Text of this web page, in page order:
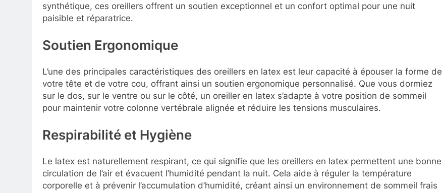
synthétique, ces oreillers offrent un soutien exceptionnel et un confort optimal pour une nuit
paisible et réparatrice.
Soutien Ergonomique
L’une des principales caractéristiques des oreillers en latex est leur capacité à épouser la forme de
votre tête et de votre cou, offrant ainsi un soutien ergonomique personnalisé. Que vous dormiez
sur le dos, sur le ventre ou sur le côté, un oreiller en latex s’adapte à votre position de sommeil
pour maintenir votre colonne vertébrale alignée et réduire les tensions musculaires.
Respirabilité et Hygiène
Le latex est naturellement respirant, ce qui signifie que les oreillers en latex permettent une bonne
circulation de l’air et évacuent l’humidité pendant la nuit. Cela aide à réguler la température
corporelle et à prévenir l’accumulation d’humidité, créant ainsi un environnement de sommeil frais